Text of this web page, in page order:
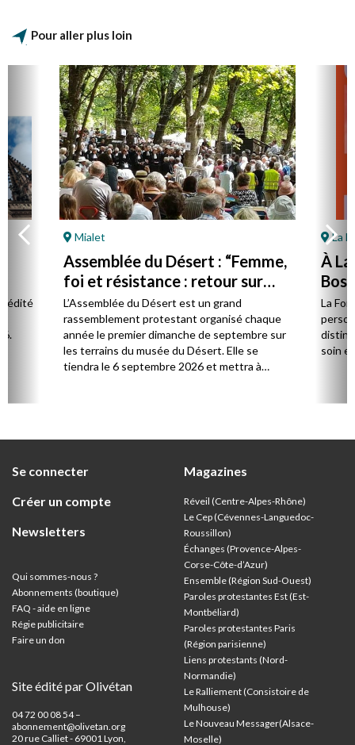
Pour aller plus loin
édité
Mialet
Assemblée du Désert : “Femme,
foi et résistance : retour sur
Marie Durand”
L’Assemblée du Désert est un grand
rassemblement protestant organisé chaque
année le premier dimanche de septembre sur
les terrains du musée du Désert. Elle se
tiendra le 6 septembre 2026 et mettra à
La
À
par
La
soin
Se connecter
Créer un compte
Newsletters
Qui sommes-nous ?
Abonnements (boutique)
FAQ - aide en ligne
Régie publicitaire
Faire un don
Site édité par Olivétan
04 72 00 08 54 –
abonnement@olivetan.org
20 rue Calliet - 69001 Lyon,
Magazines
Réveil (Centre-Alpes-Rhône)
Le Cep (Cévennes-Languedoc-
Roussillon)
Échanges (Provence-Alpes-
Corse-Côte-d’Azur)
Ensemble (Région Sud-Ouest)
Paroles protestantes Est (Est-
Montbéliard)
Paroles protestantes Paris
(Région parisienne)
Liens protestants (Nord-
Normandie)
Le Ralliement (Consistoire de
Mulhouse)
Le Nouveau Messager(Alsace-
Moselle)